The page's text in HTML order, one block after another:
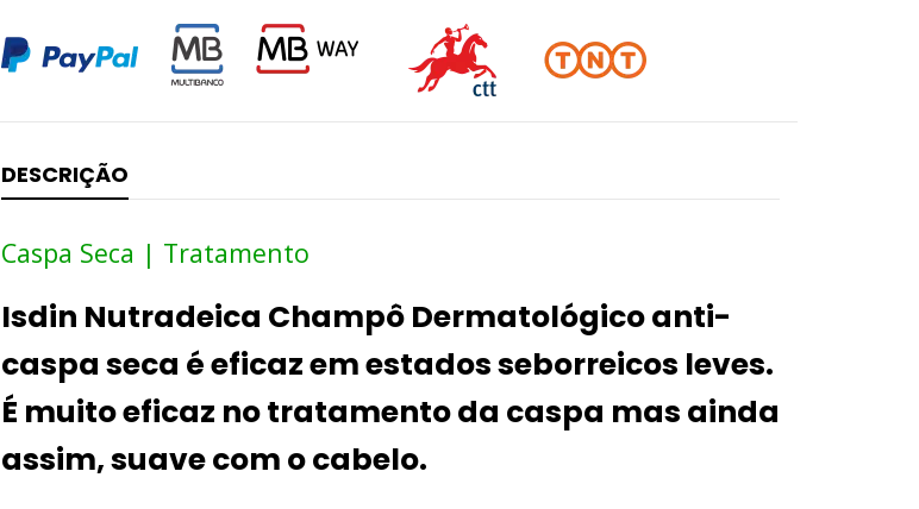
DESCRIÇÃO
Caspa Seca | Tratamento
Isdin Nutradeica Champô Dermatológico anti-
caspa seca é eficaz em estados seborreicos leves.
É muito eficaz no tratamento da caspa mas ainda
assim, suave com o cabelo.